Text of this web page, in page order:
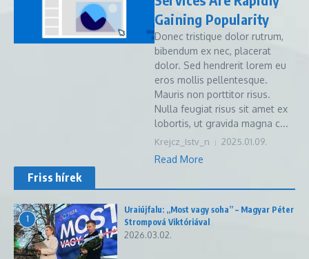
Gaining Popularity
Donec tristique dolor rutrum,
bibendum ex nec, placerat
dolor. Sed hendrerit lorem eu
eros mollis pellentesque.
Mauris non porttitor risus.
Nulla feugiat risus sit amet ex
lobortis, ut gravida magna c...
Krejcz_Istv_n 2025.01.09.
Read More
Friss hírek
1
Uraiújfalu: „Most vagy soha” – Magyar Péter
Strompová Viktóriával
2026.03.02.